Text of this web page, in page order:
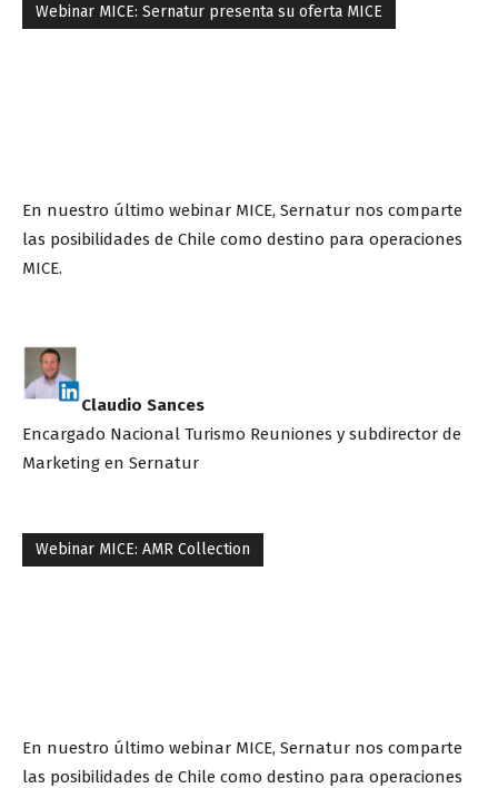
Webinar MICE: Sernatur presenta su oferta MICE
En nuestro último webinar MICE, Sernatur nos comparte
las posibilidades de Chile como destino para operaciones
MICE.
Claudio Sances
Encargado Nacional Turismo Reuniones y subdirector de
Marketing en Sernatur
Webinar MICE: AMR Collection
En nuestro último webinar MICE, Sernatur nos comparte
las posibilidades de Chile como destino para operaciones